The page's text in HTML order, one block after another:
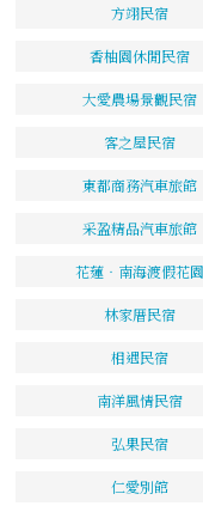
方翊民宿
香柚園休閒民宿
大愛農場景觀民宿
客之屋民宿
東都商務汽車旅館
采盈精品汽車旅館
花蓮‧南海渡假花園
林家厝民宿
相遇民宿
南洋風情民宿
弘果民宿
仁愛別館